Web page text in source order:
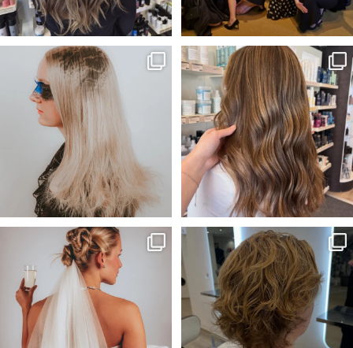
Vårat bidrag till Årets frisör
kollektion!🖤
...
55
Solkyssta slingor☀️
Frisör-Evelina🎨...
33 1
Wilmas och My’s bidrag till Årets
frisör kategori...
64 1
Kunden önskade sig mer textur
och ett lättare hår...
52 1